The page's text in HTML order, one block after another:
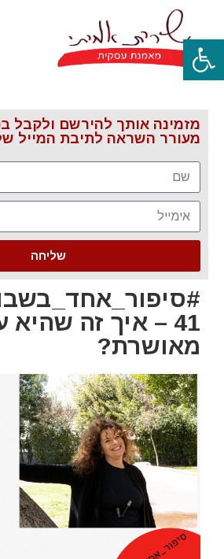
פתח סרגל נגישות
מזמינה אותך להירשם ולקבל
מעורר השראה לתיבת המייל
שליחה
41 – איך זה שהיא
מאושרת?